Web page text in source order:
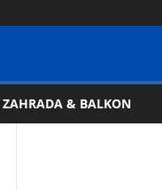
ZAHRADA & BALKON